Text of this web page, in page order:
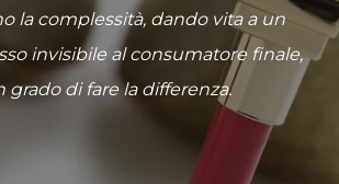
la complessità, dando vita a un
invisibile al consumatore finale,
grado di fare la differenza.